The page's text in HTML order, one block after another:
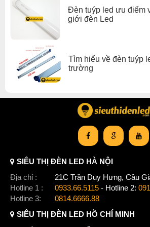
Đèn tuýp led ưu điểm
giới đèn Led
Tìm hiểu về đèn tuýp
trường
SIÊU THỊ ĐÈN LED HÀ NỘI
Địa chỉ :
21C Trần Duy Hưng, Cầu
Hotline 1 :
0933.66.5115 - Hotline 2:
Hotline 3:
0814.6666.88
SIÊU THỊ ĐÈN LED HỒ CHÍ MINH